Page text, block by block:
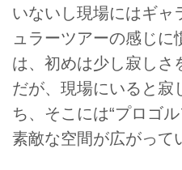
いないし現場にはギャ
ュラーツアーの感じに
は、初めは少し寂しさ
だが、現場にいると寂
ち、そこには“プロゴ
素敵な空間が広がって